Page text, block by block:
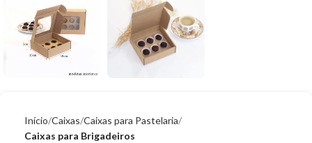
Início Caixas Caixas para Pastelaria
Caixas para Brigadeiros